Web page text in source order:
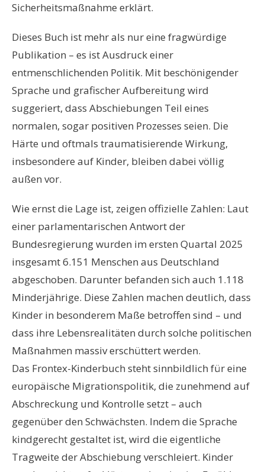
Sicherheitsmaßnahme erklärt.
Dieses Buch ist mehr als nur eine fragwürdige
Publikation – es ist Ausdruck einer
entmenschlichenden Politik. Mit beschönigender
Sprache und grafischer Aufbereitung wird
suggeriert, dass Abschiebungen Teil eines
normalen, sogar positiven Prozesses seien. Die
Härte und oftmals traumatisierende Wirkung,
insbesondere auf Kinder, bleiben dabei völlig
außen vor.
Wie ernst die Lage ist, zeigen offizielle Zahlen: Laut
einer parlamentarischen Antwort der
Bundesregierung wurden im ersten Quartal 2025
insgesamt 6.151 Menschen aus Deutschland
abgeschoben. Darunter befanden sich auch 1.118
Minderjährige. Diese Zahlen machen deutlich, dass
Kinder in besonderem Maße betroffen sind – und
dass ihre Lebensrealitäten durch solche politischen
Maßnahmen massiv erschüttert werden.
Das Frontex-Kinderbuch steht sinnbildlich für eine
europäische Migrationspolitik, die zunehmend auf
Abschreckung und Kontrolle setzt – auch
gegenüber den Schwächsten. Indem die Sprache
kindgerecht gestaltet ist, wird die eigentliche
Tragweite der Abschiebung verschleiert. Kinder